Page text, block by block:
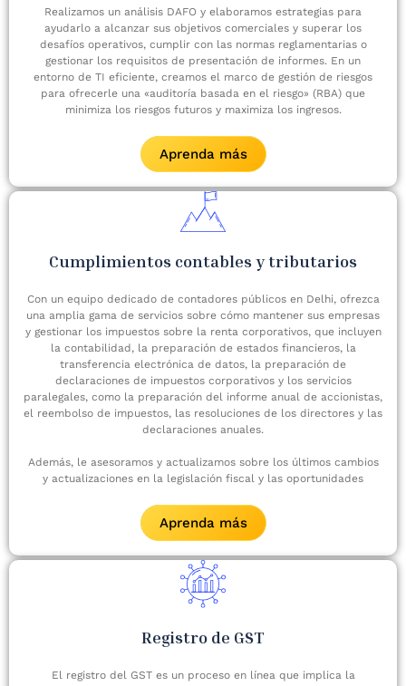
Realizamos un análisis DAFO y elaboramos estrategias para
ayudarlo a alcanzar sus objetivos comerciales y superar los
desafíos operativos, cumplir con las normas reglamentarias o
gestionar los requisitos de presentación de informes. En un
entorno de TI eficiente, creamos el marco de gestión de riesgos
para ofrecerle una «auditoría basada en el riesgo» (RBA) que
minimiza los riesgos futuros y maximiza los ingresos.
Aprenda más
Cumplimientos contables y tributarios
Con un equipo dedicado de contadores públicos en Delhi, ofrezca
una amplia gama de servicios sobre cómo mantener sus empresas
y gestionar los impuestos sobre la renta corporativos, que incluyen
la contabilidad, la preparación de estados financieros, la
transferencia electrónica de datos, la preparación de
declaraciones de impuestos corporativos y los servicios
paralegales, como la preparación del informe anual de accionistas,
el reembolso de impuestos, las resoluciones de los directores y las
declaraciones anuales.
Además, le asesoramos y actualizamos sobre los últimos cambios
y actualizaciones en la legislación fiscal y las oportunidades
Aprenda más
Registro de GST
El registro del GST es un proceso en línea que implica la